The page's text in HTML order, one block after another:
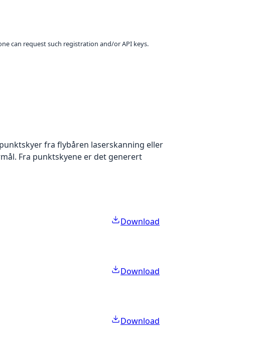
can request such registration and/or API keys.
fra flybåren laserskanning eller
Fra punktskyene er det generert
Download
Download
Download